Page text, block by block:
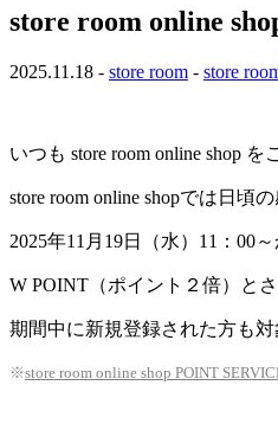
store room online
2025.11.18 - store room - store
いつも store room online shop
store room online shopでは日頃
2025年11月19日（水）11：00
W POINT（ポイント２倍）と
期間中に新規登録された方も
※store room online shop POINT